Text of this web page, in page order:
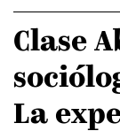
Clase
La